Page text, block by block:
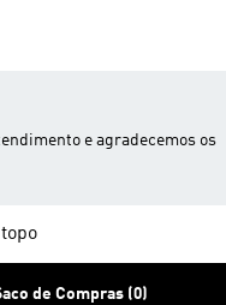
e agradecemos os
de Compras (0)